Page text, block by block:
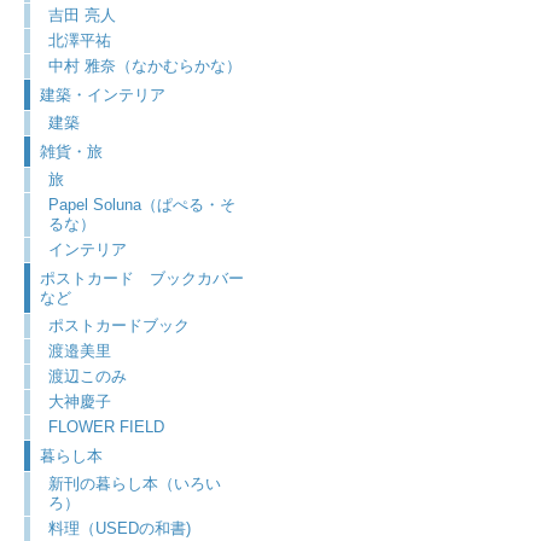
吉田 亮人
北澤平祐
中村 雅奈（なかむらかな）
建築・インテリア
建築
雑貨・旅
旅
Papel Soluna（ぱぺる・そ
るな）
インテリア
ポストカード ブックカバー
など
ポストカードブック
渡邉美里
渡辺このみ
大神慶子
FLOWER FIELD
暮らし本
新刊の暮らし本（いろい
ろ）
料理（USEDの和書)